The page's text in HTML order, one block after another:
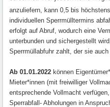
anzuliefern, kann 0,5 bis
individuellen Sperrmülltermins
erfolgt auf Abruf, wodurch eine
unterbunden und sichergestellt
Sperrmüllabfuhr zahlt, der sie
Ab 01.01.2022 können
Mieter*innen (mit freiwilliger
entsprechende Vollmacht
Sperrabfall- Abholungen in